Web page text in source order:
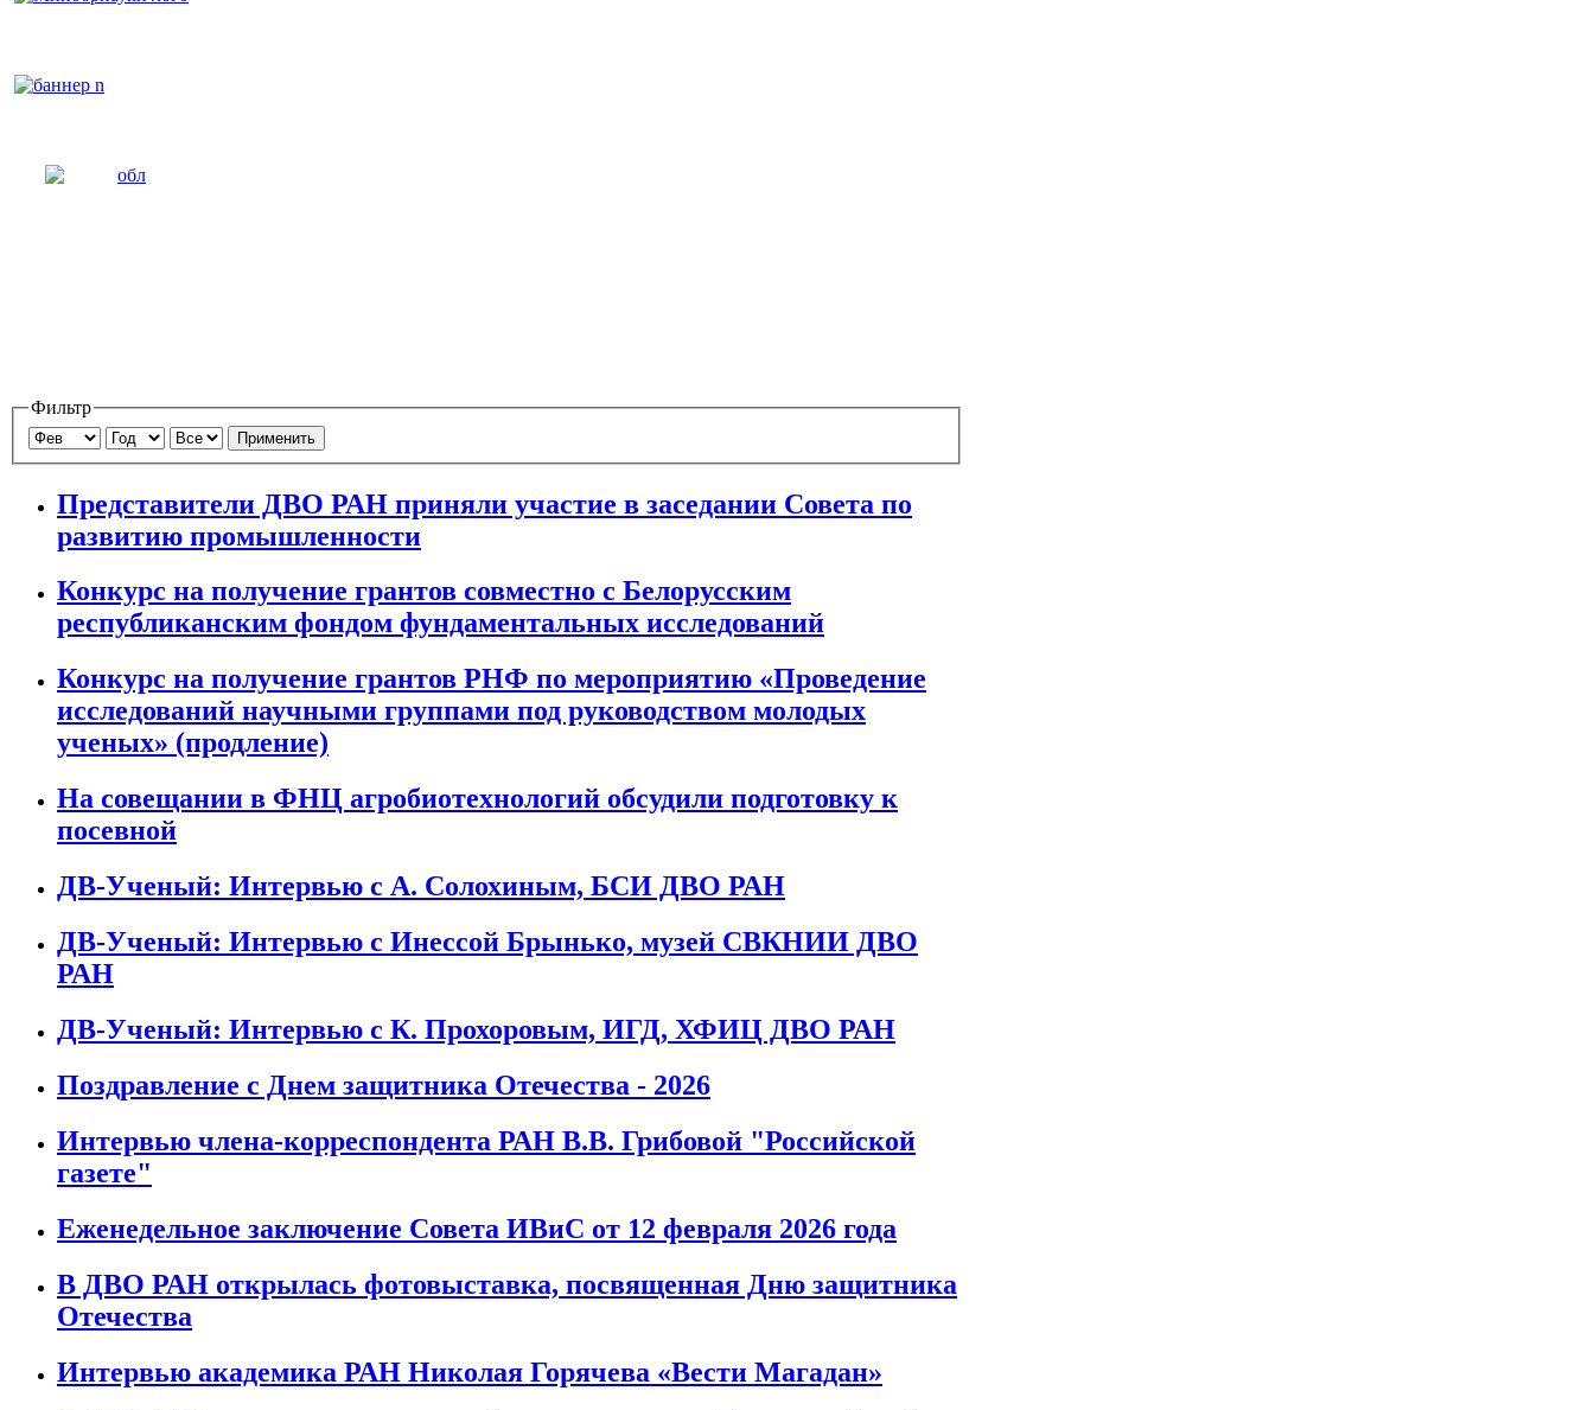
Фильтр
Применить
Представители ДВО РАН приняли участие в заседании Совета по
развитию промышленности
Конкурс на получение грантов совместно с Белорусским
республиканским фондом фундаментальных исследований
Конкурс на получение грантов РНФ по мероприятию «Проведение
исследований научными группами под руководством молодых
ученых» (продление)
На совещании в ФНЦ агробиотехнологий обсудили подготовку к
посевной
ДВ-Ученый: Интервью с А. Солохиным, БСИ ДВО РАН
ДВ-Ученый: Интервью с Инессой Брынько, музей СВКНИИ ДВО
РАН
ДВ-Ученый: Интервью с К. Прохоровым, ИГД, ХФИЦ ДВО РАН
Поздравление с Днем защитника Отечества - 2026
Интервью члена-корреспондента РАН В.В. Грибовой "Российской
газете"
Еженедельное заключение Совета ИВиС от 12 февраля 2026 года
В ДВО РАН открылась фотовыставка, посвященная Дню защитника
Отечества
Интервью академика РАН Николая Горячева «Вести Магадан»